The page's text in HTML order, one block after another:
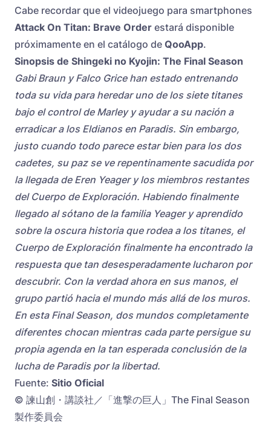
Cabe recordar que el videojuego para smartphones
Attack On Titan: Brave Order estará disponible
próximamente en el catálogo de QooApp.
Sinopsis de Shingeki no Kyojin: The Final Season
Gabi Braun y Falco Grice han estado entrenando
toda su vida para heredar uno de los siete titanes
bajo el control de Marley y ayudar a su nación a
erradicar a los Eldianos en Paradis. Sin embargo,
justo cuando todo parece estar bien para los dos
cadetes, su paz se ve repentinamente sacudida por
la llegada de Eren Yeager y los miembros restantes
del Cuerpo de Exploración. Habiendo finalmente
llegado al sótano de la familia Yeager y aprendido
sobre la oscura historia que rodea a los titanes, el
Cuerpo de Exploración finalmente ha encontrado la
respuesta que tan desesperadamente lucharon por
descubrir. Con la verdad ahora en sus manos, el
grupo partió hacia el mundo más allá de los muros.
En esta Final Season, dos mundos completamente
diferentes chocan mientras cada parte persigue su
propia agenda en la tan esperada conclusión de la
lucha de Paradis por la libertad.
Fuente: Sitio Oficial
© 諫山創・講談社／「進撃の巨人」The Final Season
製作委員会